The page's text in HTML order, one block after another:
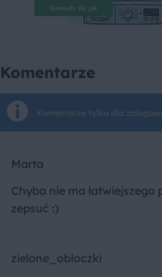
Komentarze
Komentarze tylko dla
Marta
Chyba nie ma łatwiejszego
zepsuć :)
zielone_obloczki